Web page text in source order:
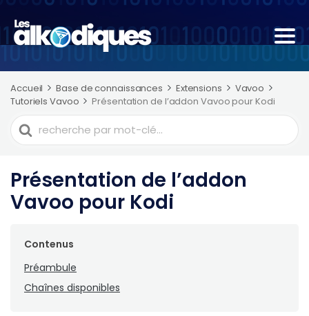
Accueil Base de connaissances Extensions
Vavoo
Tutoriels Vavoo
Présentation de l’addon Vavoo pour Kodi
Recherche
de
Présentation de l’addon
Vavoo pour Kodi
Contenus
Préambule
Chaînes disponibles